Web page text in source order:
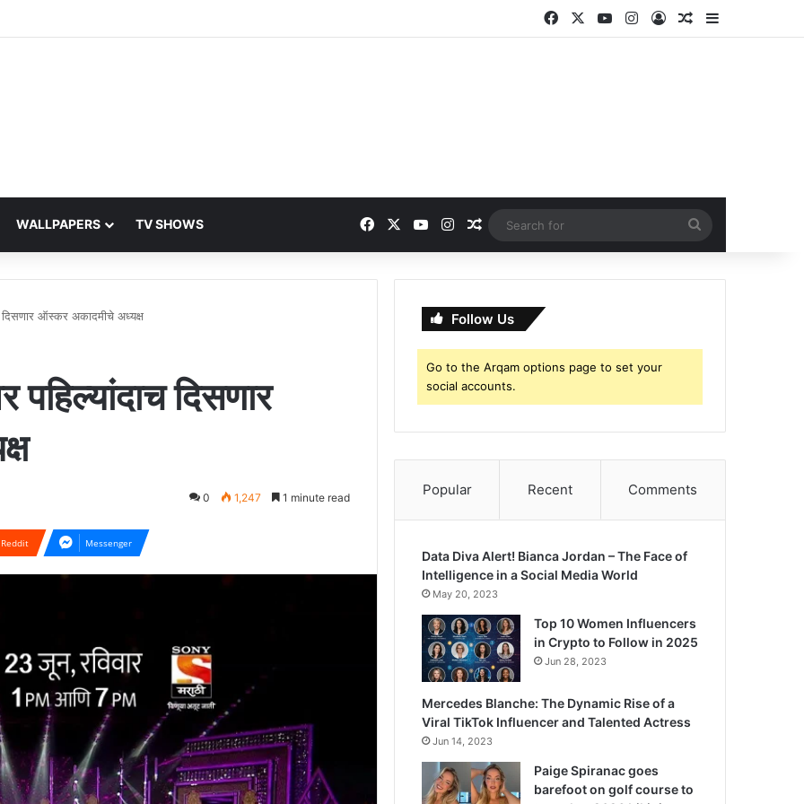
Facebook YouTubeInstagram
Log InRandom Article
WALLPAPERS TV SHOWS Facebook YouTubeInstagramRandom Article
for
दिसणार ऑस्कर अकादमीचे अध्यक्ष
पहिल्यांदाच दिसणार
0 1,247 1 minute read
Reddit Messenger
Follow Us
Go to the Arqam options page to set your
social accounts.
Popular Recent Comments
Data Diva Alert! Bianca Jordan – The Face of
Intelligence in a Social Media World
May 20, 2023
Top 10 Women Influencers
in Crypto to Follow in 2025
Jun 28, 2023
Mercedes Blanche: The Dynamic Rise of a
Viral TikTok Influencer and Talented Actress
Jun 14, 2023
Paige Spiranac goes
barefoot on golf course to